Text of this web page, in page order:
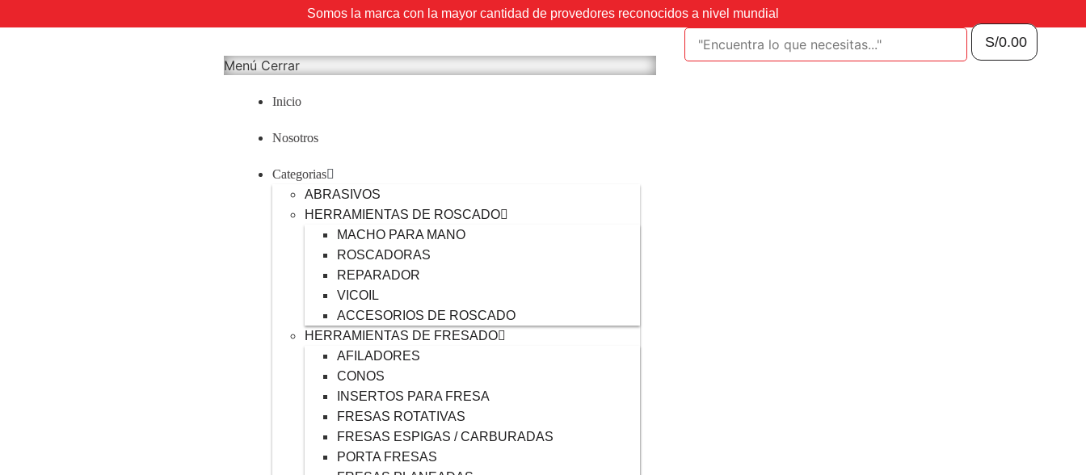
Somos la marca con la mayor cantidad de provedores reconocidos a nivel mundial
Menú Cerrar
Inicio
Nosotros
Categorias
ABRASIVOS
HERRAMIENTAS DE ROSCADO
MACHO PARA MANO
ROSCADORAS
REPARADOR
VICOIL
ACCESORIOS DE ROSCADO
HERRAMIENTAS DE FRESADO
AFILADORES
CONOS
INSERTOS PARA FRESA
FRESAS ROTATIVAS
FRESAS ESPIGAS / CARBURADAS
PORTA FRESAS
S/0.00